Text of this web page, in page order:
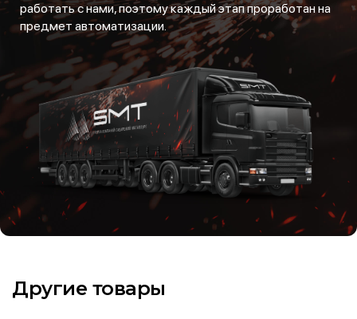
работать с нами, поэтому каждый этап проработан на
предмет автоматизации.
Другие товары